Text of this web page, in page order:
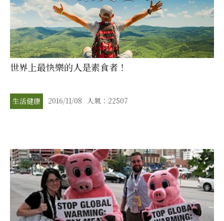
世界上最快樂的人是素食者！
生活健康 2016/11/08 人氣：22507